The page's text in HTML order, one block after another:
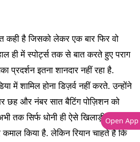
कही है जिसको लेकर एक बार फिर वो
ही में स्पोर्ट्स तक से बात करते हुए पराग
प्रदर्शन इतना शानदार नहीं रहा है.
में शामिल होना डिज़र्व नहीं करते. उन्होंने
छह और नंबर सात बैटिंग पोज़िशन को
तक सिर्फ धोनी ही ऐसे खिलाड़ी रहे हैं
कमाल किया है. लेकिन रियान चाहते हैं कि
Open App